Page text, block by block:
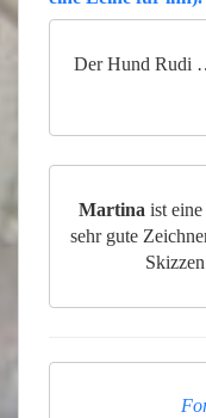
Der Hund Rudi
Martina ist
sehr gute